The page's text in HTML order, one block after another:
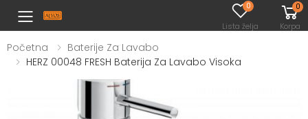
Toggle mobile menu
0
Lista želja
0
Korpa
Početna
Baterije Za Lavabo
HERZ 00048 FRESH Baterija Za Lavabo Visoka